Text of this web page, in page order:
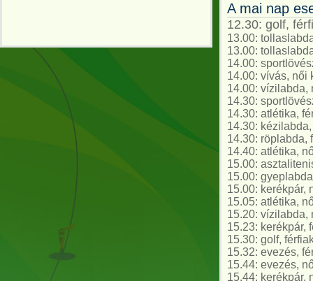
A mai nap
12.30: golf,
13.00:
13.00:
14.00:
14.00: vívás, női
14.00: vízilabda,
14.30:
14.30: atlétika,
14.30:
14.30: röplabda,
14.40: atlétika,
15.00:
15.00:
15.00: kerékpár,
15.05: atlétika,
15.20: vízilabda,
15.23: kerékpár,
15.30: golf,
15.32: evezés,
15.44: evezés,
15.44: kerékpár,